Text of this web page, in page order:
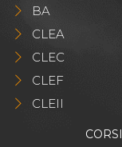
BA
CLEA
CLEC
CLEF
CLEII